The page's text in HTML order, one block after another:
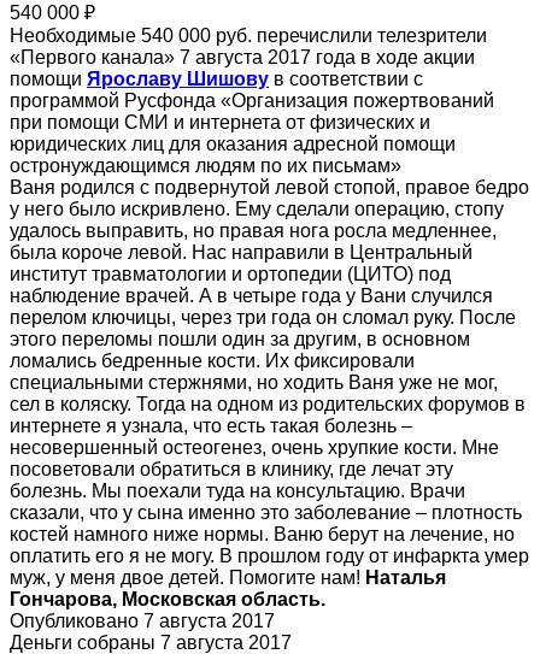
540 000 ₽
Необходимые 540 000 руб. перечислили телезрители
«Первого канала» 7 августа 2017 года в ходе акции
помощи Ярославу Шишову в соответствии с
программой Русфонда «Организация пожертвований
при помощи СМИ и интернета от физических и
юридических лиц для оказания адресной помощи
остронуждающимся людям по их письмам»
Ваня родился с подвернутой левой стопой, правое бедро
у него было искривлено. Ему сделали операцию, стопу
удалось выправить, но правая нога росла медленнее,
была короче левой. Нас направили в Центральный
институт травматологии и ортопедии (ЦИТО) под
наблюдение врачей. А в четыре года у Вани случился
перелом ключицы, через три года он сломал руку. После
этого переломы пошли один за другим, в основном
ломались бедренные кости. Их фиксировали
специальными стержнями, но ходить Ваня уже не мог,
сел в коляску. Тогда на одном из родительских форумов в
интернете я узнала, что есть такая болезнь –
несовершенный остеогенез, очень хрупкие кости. Мне
посоветовали обратиться в клинику, где лечат эту
болезнь. Мы поехали туда на консультацию. Врачи
сказали, что у сына именно это заболевание – плотность
костей намного ниже нормы. Ваню берут на лечение, но
оплатить его я не могу. В прошлом году от инфаркта умер
муж, у меня двое детей. Помогите нам! Наталья
Гончарова, Московская область.
Опубликовано 7 августа 2017
Деньги собраны 7 августа 2017